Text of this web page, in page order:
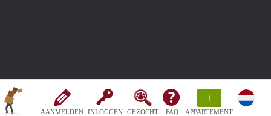
AANMELDEN INLOGGEN GEZOCHT FAQ
+
APPARTEMENT